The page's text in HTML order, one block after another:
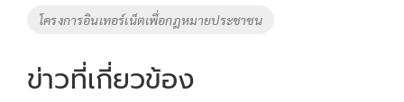
โครงการอินเทอร์เน็ตเพื่อกฎหมายประชาชน
ข่าวที่เกี่ยวข้อง